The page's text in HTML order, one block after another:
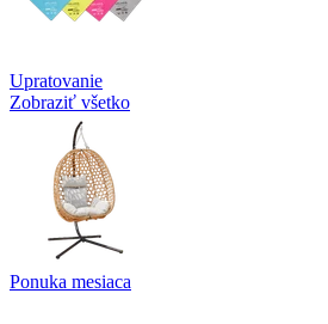
Upratovanie
Zobraziť všetko
Ponuka mesiaca